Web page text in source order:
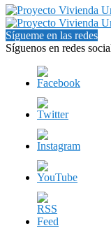
Sígueme en las redes
Síguenos en redes